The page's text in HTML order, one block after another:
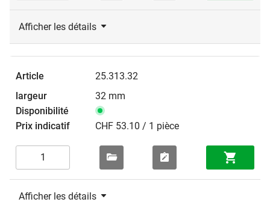
Afficher les détails
25.313.32
32 mm
CHF 53.10 / 1 pièce
Afficher les détails